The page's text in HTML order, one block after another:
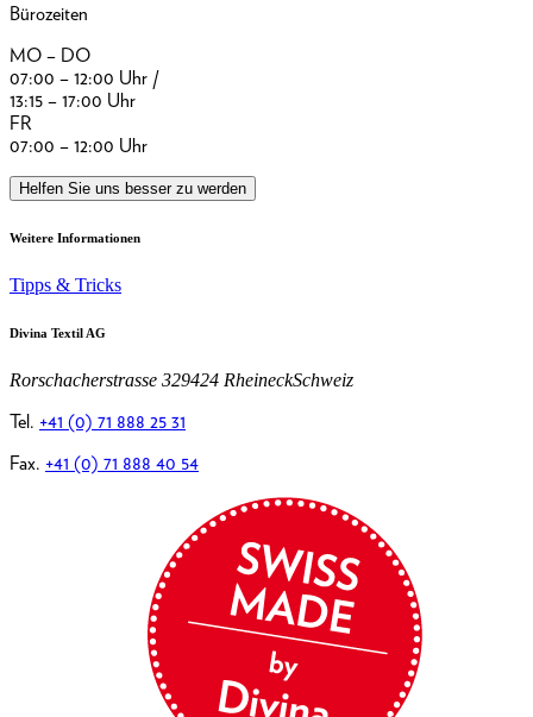
Bürozeiten
MO – DO
07:00 – 12:00 Uhr /
13:15 – 17:00 Uhr
FR
07:00 – 12:00 Uhr
Helfen Sie uns besser zu werden
Weitere Informationen
Tipps & Tricks
Divina Textil AG
Rorschacherstrasse 329424 RheineckSchweiz
Tel. +41 (0) 71 888 25 31
Fax. +41 (0) 71 888 40 54